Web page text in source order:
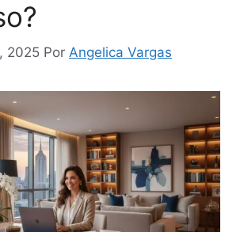
2025 Por Angelica Vargas